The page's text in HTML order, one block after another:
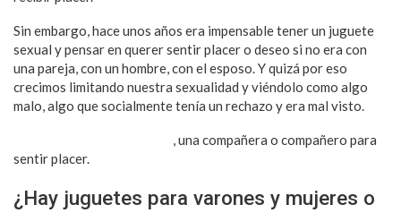
Sin embargo, hace unos años era impensable tener un juguete
sexual y pensar en querer sentir placer o deseo si no era con
una pareja, con un hombre, con el esposo. Y quizá por eso
crecimos limitando nuestra sexualidad y viéndolo como algo
malo, algo que socialmente tenía un rechazo y era mal visto.
, una compañera o compañero para
sentir placer.
¿Hay juguetes para varones y mujeres o